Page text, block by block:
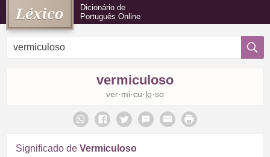
Dicionário de
Português Online
vermiculoso
ver·mi·cu·lo·so
Significado de Vermiculoso